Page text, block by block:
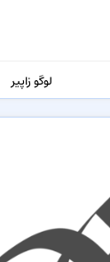
لوگو زاپیر